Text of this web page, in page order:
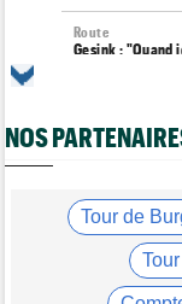
Route
Gesink : "Quand
Le Mercato vélo
rumeurs
Lotto-
Tour de France
Kasia
NOS
Tour de